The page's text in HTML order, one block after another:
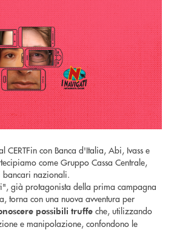
CERTFin con Banca d'Italia, Abi, Ivass e
come Gruppo Cassa Centrale,
bancari nazionali.
già protagonista della prima campagna
torna con una nuova avventura per
possibili truffe che, utilizzando
e manipolazione, confondono le